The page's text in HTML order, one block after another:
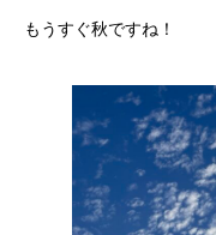
もうすぐ秋ですね！